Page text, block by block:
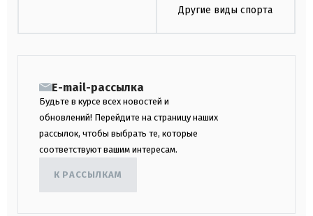
Другие виды спорта
E-mail-рассылка
Будьте в курсе всех новостей и
обновлений! Перейдите на страницу наших
рассылок, чтобы выбрать те, которые
соответствуют вашим интересам.
К РАССЫЛКАМ